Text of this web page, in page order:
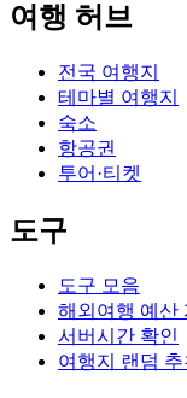
여행 허브
전국 여행지
테마별 여행지
숙소
항공권
투어·티켓
도구
도구 모음
해외여행 예산
서버시간 확인
여행지 랜덤 추